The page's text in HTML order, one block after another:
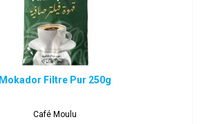
Mokador Filtre Pur 250g
Café Moulu